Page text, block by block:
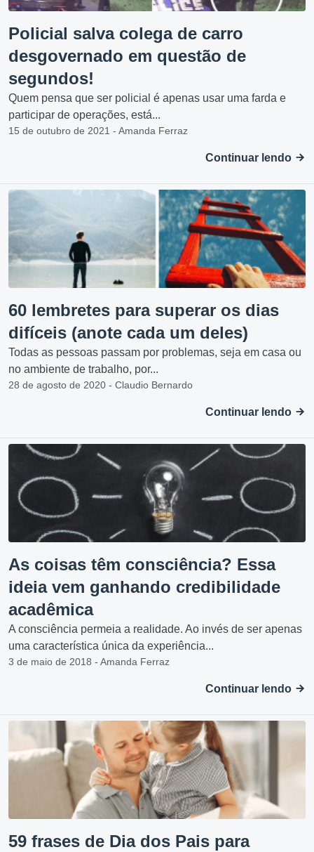
Policial salva colega de carro
desgovernado em questão de
segundos!
Quem pensa que ser policial é apenas usar uma farda e
participar de operações, está...
15 de outubro de 2021 - Amanda Ferraz
Continuar lendo
60 lembretes para superar os dias
difíceis (anote cada um deles)
Todas as pessoas passam por problemas, seja em casa ou
no ambiente de trabalho, por...
28 de agosto de 2020 - Claudio Bernardo
Continuar lendo
As coisas têm consciência? Essa
ideia vem ganhando credibilidade
acadêmica
A consciência permeia a realidade. Ao invés de ser apenas
uma característica única da experiência...
3 de maio de 2018 - Amanda Ferraz
Continuar lendo
59 frases de Dia dos Pais para